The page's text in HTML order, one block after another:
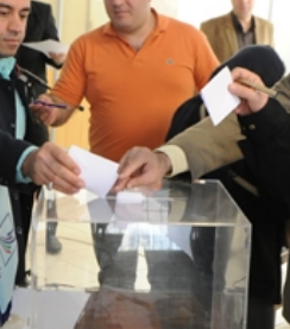
‼️سم‌زدای طبیعی بدن به تعداد
بازار موجود شد‼️
فیلمو ببین!